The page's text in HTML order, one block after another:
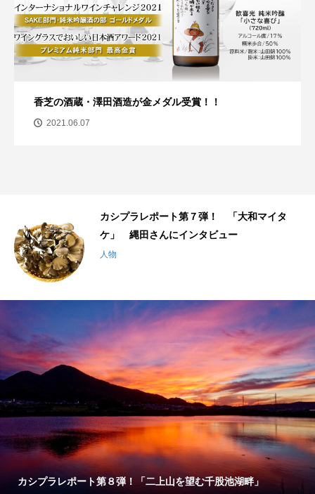
香芝の酒蔵・澤田酒造が金メダル受賞！！
2021.06.07
カシプラレポート第７弾！ 「大和マイタ
ケ」 縄田さんにインタビュー
人物
カシプラレポート第８弾！「二上山を望む千股池湖畔」